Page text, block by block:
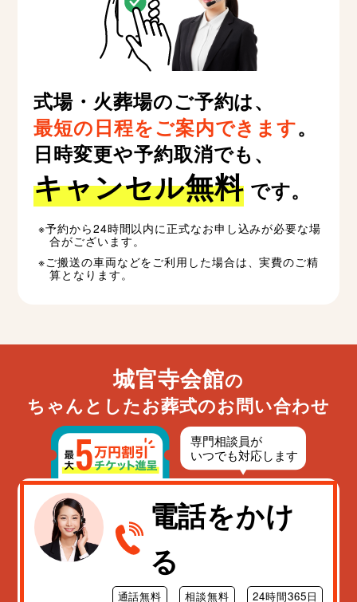
式場・火葬場のご予約は、
最短の日程をご案内できます。
日時変更や予約取消でも、
キャンセル無料です。
予約から24時間以内に正式なお申し込みが必要な場
合がございます。
ご搬送の車両などをご利用した場合は、実費のご精
算となります。
城官寺会館の
ちゃんとしたお葬式のお問い合わせ
電話をかけ
る
通話無料 相談無料 24時間365日